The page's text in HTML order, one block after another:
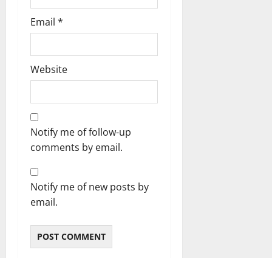
Email *
Website
Notify me of follow-up
comments by email.
Notify me of new posts by
email.